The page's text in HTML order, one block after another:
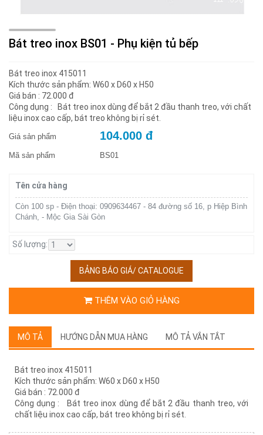
Bát treo inox BS01 - Phụ kiện tủ bếp
Bát treo inox 415011
Kích thước sản phẩm: W60 x D60 x H50
Giá bán : 72.000 đ
Công dụng : Bát treo inox dùng để bắt 2 đầu thanh treo, với chất
liệu inox cao cấp, bát treo không bị rỉ sét.
Giá sản phẩm 104.000 đ
Mã sản phẩm BS01
Tên cửa hàng
Còn 100 sp - Điện thoại: 0909634467 - 84 đường số 16, p Hiệp Bình
Chánh, - Mộc Gia Sài Gòn
Số lượng:
BẢNG BÁO GIÁ/ CATALOGUE
THÊM VÀO GIỎ HÀNG
MÔ TẢ HƯỚNG DẪN MUA HÀNG MÔ TẢ VẮN TẮT
Bát treo inox 415011
Kích thước sản phẩm: W60 x D60 x H50
Giá bán : 72.000 đ
Công dụng : Bát treo inox dùng để bắt 2 đầu thanh treo, với
chất liệu inox cao cấp, bát treo không bị rỉ sét.